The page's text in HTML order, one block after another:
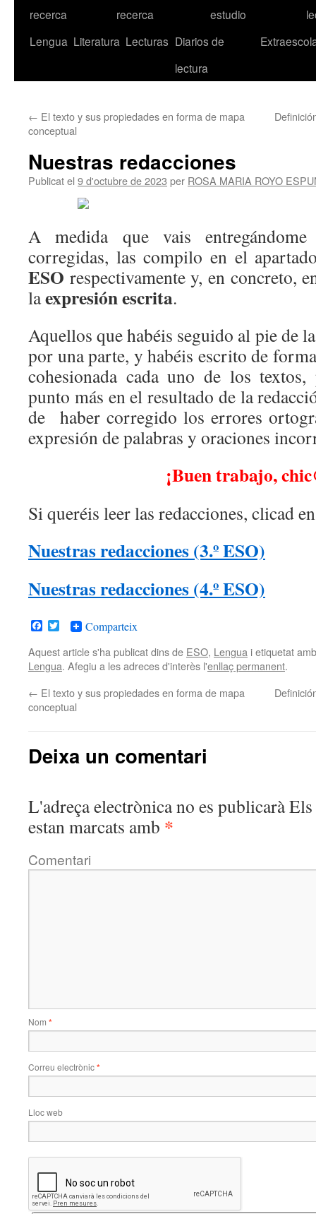
recerca
recerca
estudio
Lengua Literatura Lecturas Diarios de
lectura
← El texto y sus propiedades en forma de mapa
conceptual
Nuestras redacciones
Publicat el 9 d'octubre de 2023 per ROSA MARIA ROYO
A medida que vais entregándome
corregidas, las compilo en el
ESO respectivamente y, en concreto,
laexpresión escrita.
Aquellos que habéis seguido al pie de
por una parte, y habéis escrito de
cohesionada cada uno de los
punto más en el resultado de la
de haber corregido los errores
expresión de palabras y oraciones
¡Buen trabajo,
Si queréis leer las redacciones, clicad
Nuestras redacciones (3.º ESO)
Nuestras redacciones (4.º ESO)
Facebook
TwitterComparteix
Aquest article s'ha publicat dins de ESO, Lengua i etiquetat
Lengua. Afegiu a les adreces d'interès l'enllaç permanent.
← El texto y sus propiedades en forma de mapa
conceptual
Deixa un comentari
L'adreça electrònica no es publicaràEls
estan marcats amb *
Comentari
Nom *
Correu electrònic*
Lloc web